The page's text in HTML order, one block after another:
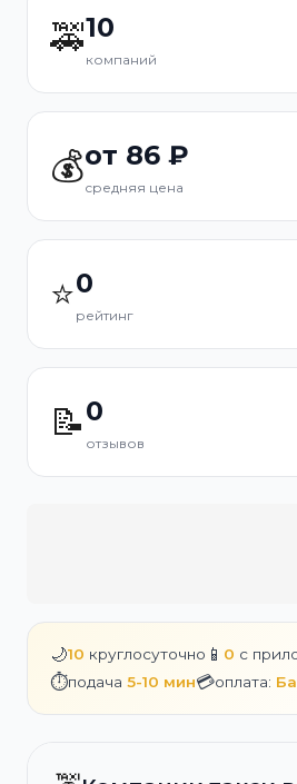
🚕10
компаний
💰от 86 ₽
средняя цена
⭐0
рейтинг
📝0
отзывов
🌙10 круглосуточно 📱 0 с
⏱️подача 5-10 мин💳оплата: